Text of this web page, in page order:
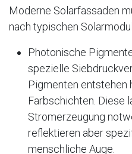
Moderne Solarfassaden
nach typischen
Photonische
spezielle
Pigmenten entstehen
Farbschichten. Diese
Stromerzeugung
reflektieren aber
menschliche Auge.